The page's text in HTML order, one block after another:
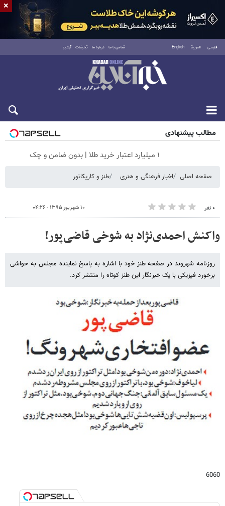
فارسی العربية English تماس با ما درباره ما تبلیغات آرشیو
شنبه ۱۷ مرداد ۱۴۰۵
مطالب پیشنهادی
۱ میلیارد اعتبار خرید طلا | بدون ضامن و چک
صفحه اصلی اخبار فرهنگی و هنری طنز و کاریکاتور
۰ نفر ۱۰ شهریور ۱۳۹۵ - ۰۴:۲۶
واکنش احمدی‌نژاد به شوخی قاضی‌پور!
روزنامه شهروند در صفحه طنز خود با اشاره به پاسخ نماینده مجلس به حواشی
برخورد فیزیکی با یک خبرنگار این طنز کوتاه را منتشر کرد.
6060
×